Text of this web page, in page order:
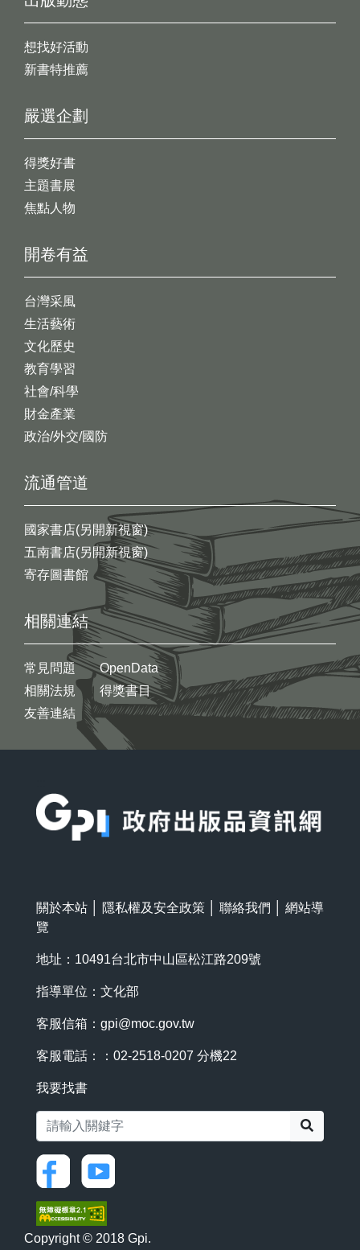
想找好活動
新書特推薦
開卷有益
台灣采風
生活藝術
文化歷史
教育學習
社會/科學
財金產業
政治/外交/國防
嚴選企劃
得獎好書
主題書展
焦點人物
流通管道
國家書店(另開新視窗)
五南書店(另開新視窗)
寄存圖書館
相關連結
常見問題
相關法規
友善連結
OpenData
得獎書目
關於本站 隱私權及安全政策 聯絡我們
網站導
覽
地址：10491台北市中山區松江路209號
指導單位：文化部
客服信箱： gpi@moc.gov.tw
客服電話：：02-2518-0207 分機22
我要找書
Copyright © 2018 Gpi.